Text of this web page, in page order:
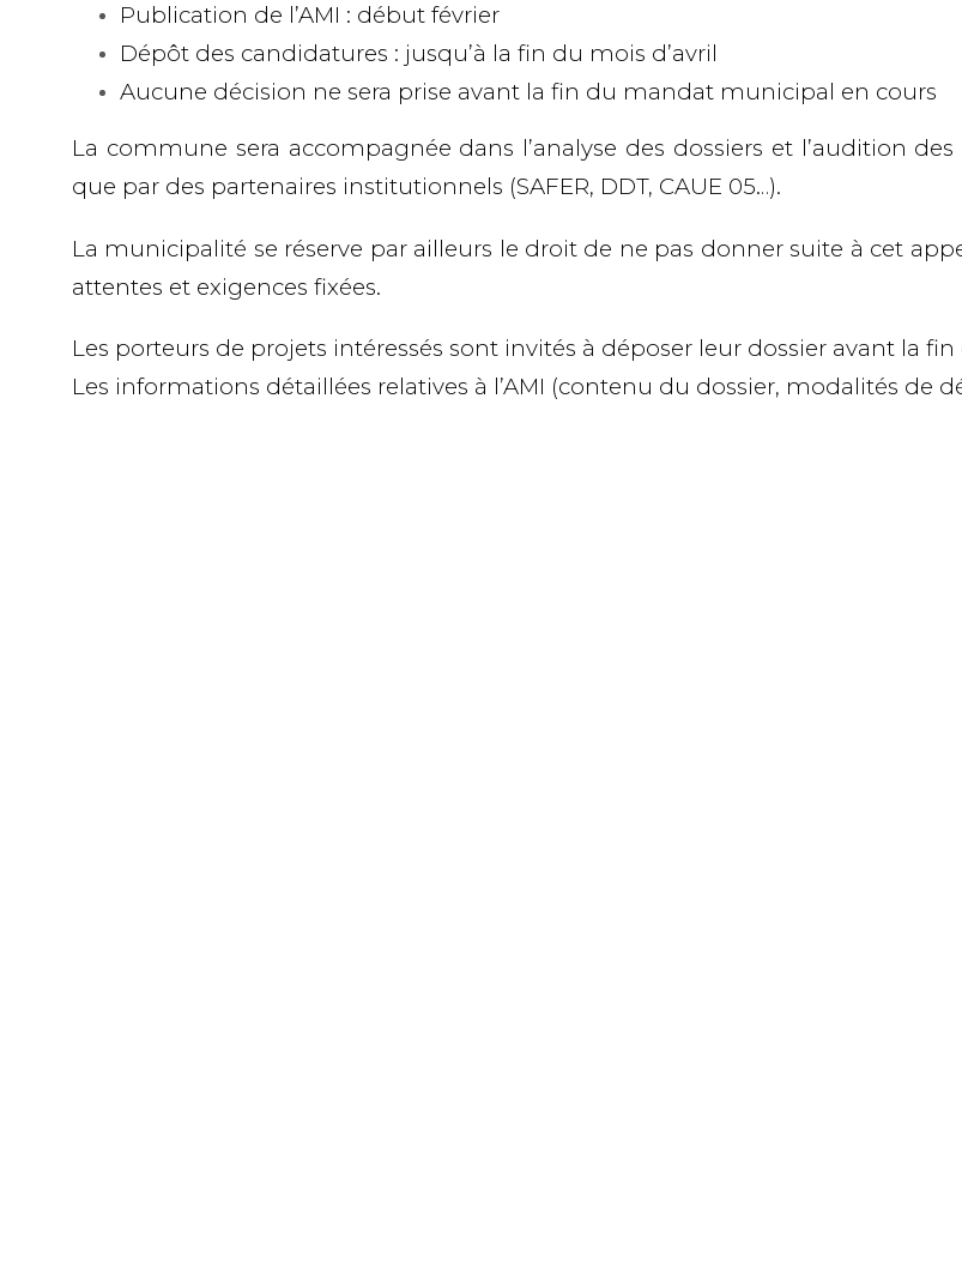
Publication de l’AMI : début février
Dépôt des candidatures : jusqu’à la fin du mois d’avril
Aucune décision ne sera prise avant la fin du mandat municipal en cours
La commune sera accompagnée dans l’analyse des dossiers et l’audition
que par des partenaires institutionnels (SAFER, DDT, CAUE 05…).
La municipalité se réserve par ailleurs le droit de ne pas donner suite à cet
attentes et exigences fixées.
Les porteurs de projets intéressés sont invités à déposer leur dossier avant la fin
Les informations détaillées relatives à l’AMI (contenu du dossier, modalités de